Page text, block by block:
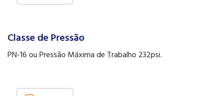
Classe de Pressão
PN-16 ou Pressão Máxima de Trabalho 232psi.